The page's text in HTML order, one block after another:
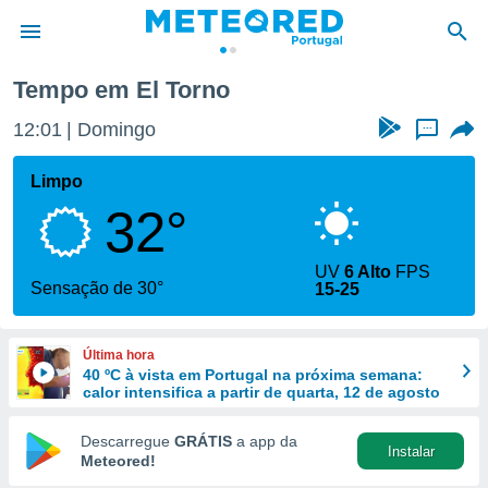
da
foi
fornecidas
a este
das
e
forma
digital
Tempo em El Torno
12:01 Domingo ...
Limpo
32°
Sensação de 30°
UV6 Alto FPS
15-25
Última hora
40 ºC à vista em Portugal na próxima semana:
calor intensifica a partir de quarta, 12 de agosto
Descarregue GRÁTIS a app da
Meteored!
Instalar